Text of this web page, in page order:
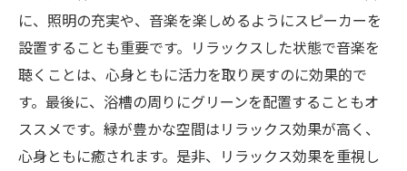
に、照明の充実や、音楽を楽しめるようにスピーカーを
設置することも重要です。リラックスした状態で音楽を
聴くことは、心身ともに活力を取り戻すのに効果的で
す。最後に、浴槽の周りにグリーンを配置することもオ
ススメです。緑が豊かな空間はリラックス効果が高く、
心身ともに癒されます。是非、リラックス効果を重視し